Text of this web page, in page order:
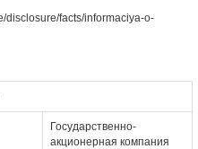
disclosure/facts/informaciya-o-
Государственно-
акционерная компания